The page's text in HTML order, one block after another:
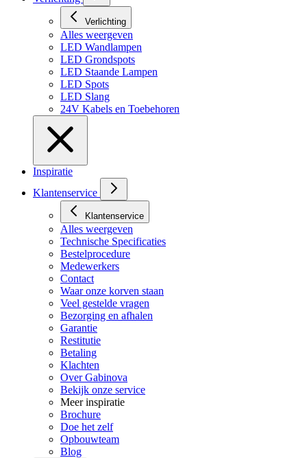
Verlichting
Alles weergeven
LED Wandlampen
LED Grondspots
LED Staande Lampen
LED Spots
LED Slang
24V Kabels en Toebehoren
Inspiratie
Klantenservice
Klantenservice
Alles weergeven
Technische Specificaties
Bestelprocedure
Medewerkers
Contact
Waar onze korven staan
Veel gestelde vragen
Bezorging en afhalen
Garantie
Restitutie
Betaling
Klachten
Over Gabinova
Bekijk onze service
Meer inspiratie
Brochure
Doe het zelf
Opbouwteam
Blog